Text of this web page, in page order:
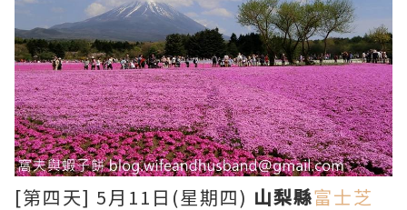
[第四天] 5月11日(星期四) 山梨縣富士芝